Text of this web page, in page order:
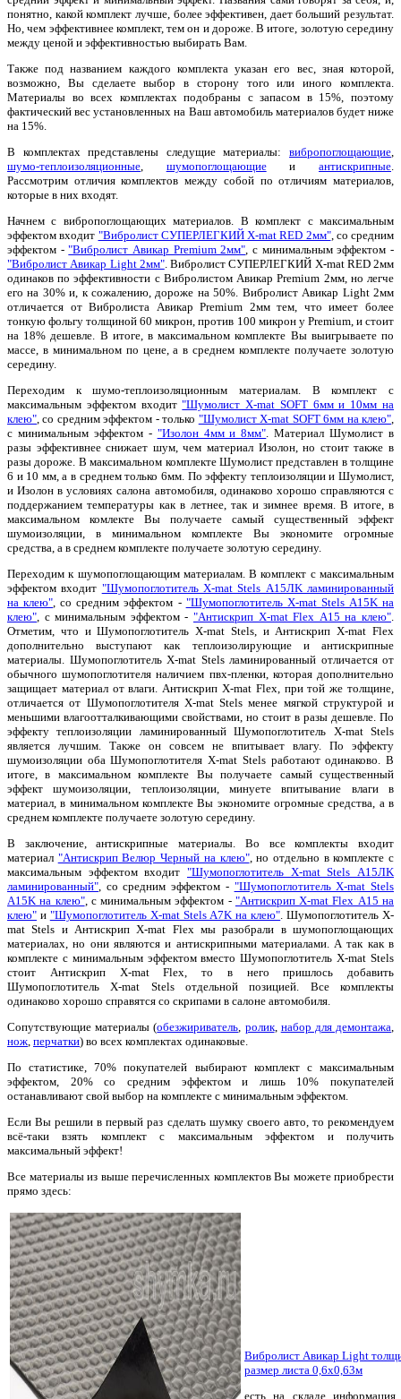
понятно, какой комплект лучше, более эффективен, дает больший результат.
Но, чем эффективнее комплект, тем он и дороже. В итоге, золотую середину
между ценой и эффективностью выбирать Вам.
Также под названием каждого комплекта указан его вес, зная которой,
возможно, Вы сделаете выбор в сторону того или иного комплекта.
Материалы во всех комплектах подобраны с запасом в 15%, поэтому
фактический вес установленных на Ваш автомобиль материалов будет ниже
на 15%.
В комплектах представлены следущие материалы: вибропоглощающие
шумо-теплоизоляционные
шумопоглощающиеиантискрипные
Рассмотрим отличия комплектов между собой по отличиям материалов,
которые в них входят.
Начнем с вибропоглощающих материалов. В комплект с максимальным
эффектом входит "Вибролист СУПЕРЛЕГКИЙ X-mat RED 2мм", со средним
эффектом -"Вибролист Авикар Premium 2мм" , с минимальным эффектом -
"Вибролист Авикар Light 2мм". Вибролист СУПЕРЛЕГКИЙ X-mat RED 2мм
одинаков по эффективности с Вибролистом Авикар Premium 2мм, но легче
его на 30% и, к сожалению, дороже на 50%. Вибролист Авикар Light 2мм
отличается от Вибролиста Авикар Premium 2мм тем, что имеет более
тонкую фольгу толщиной 60 микрон, против 100 микрон у Premium, и стоит
на 18% дешевле. В итоге, в максимальном комплекте Вы выигрываете по
массе, в минимальном по цене, а в среднем комплекте получаете золотую
середину.
Переходим к шумо-теплоизоляционным материалам. В комплект с
максимальным эффектом входит"Шумолист X-mat SOFT 6мм и 10мм на
клею" , со средним эффектом - только "Шумолист X-mat SOFT 6мм на клею"
с минимальным эффектом - "Изолон 4мм и 8мм" . Материал Шумолист в
разы эффективнее снижает шум, чем материал Изолон, но стоит также в
разы дороже. В максимальном комплекте Шумолист представлен в толщине
6 и 10 мм, а в среднем только 6мм. По эффекту теплоизоляции и Шумолист,
и Изолон в условиях салона автомобиля, одинаково хорошо справляются с
поддержанием температуры как в летнее, так и зимнее время. В итоге, в
максимальном комлекте Вы получаете самый существенный эффект
шумоизоляции, в минимальном комплекте Вы экономите огромные
средства, а в среднем комплекте получаете золотую середину.
Переходим к шумопоглощающим материалам. В комплект с максимальным
эффектом входит "Шумопоглотитель X-mat Stels А15ЛK ламинированный
на клею" , со средним эффектом - "Шумопоглотитель X-mat Stels А15K на
клею" , с минимальным эффектом - "Антискрип X-mat Flex А15 на клею"
Отметим, что и Шумопоглотитель X-mat Stels, и Антискрип X-mat Flex
дополнительно выступают как теплоизолирующие и антискрипные
материалы. Шумопоглотитель X-mat Stels ламинированный отличается от
обычного шумопоглотителя наличием пвх-пленки, которая дополнительно
защищает материал от влаги. Антискрип X-mat Flex, при той же толщине,
отличается от Шумопоглотителя X-mat Stels менее мягкой структурой и
меньшими влагоотталкивающими свойствами, но стоит в разы дешевле. По
эффекту теплоизоляции ламинированный Шумопоглотитель X-mat Stels
является лучшим. Также он совсем не впитывает влагу. По эффекту
шумоизоляции оба Шумопоглотителя X-mat Stels работают одинаково. В
итоге, в максимальном комплекте Вы получаете самый существенный
эффект шумоизоляции, теплоизоляции, минуете впитывание влаги в
материал, в минимальном комплекте Вы экономите огромные средства, а в
среднем комплекте получаете золотую середину.
В заключение, антискрипные материалы. Во все комплекты входит
материал "Антискрип Велюр Черный на клею", но отдельно в комплекте с
максимальным эффектом входит "Шумопоглотитель X-mat Stels А15ЛK
ламинированный" , со средним эффектом - "Шумопоглотитель X-mat Stels
А15K на клею", с минимальным эффектом - "Антискрип X-mat Flex А15 на
клею" и "Шумопоглотитель X-mat Stels А7K на клею" . Шумопоглотитель X-
mat Stels и Антискрип X-mat Flex мы разобрали в шумопоглощающих
материалах, но они являются и антискрипными материалами. А так как в
комплекте с минимальным эффектом вместо Шумопоглотитель X-mat Stels
стоит Антискрип X-mat Flex, то в него пришлось добавить
Шумопоглотитель X-mat Stels отдельной позицией. Все комплекты
одинаково хорошо справятся со скрипами в салоне автомобиля.
Сопутствующие материалы (обезжириватель ролик, набор для демонтажа
нож перчатки) во всех комплектах одинаковые.
По статистике, 70% покупателей выбирают комплект с максимальным
эффектом, 20% со средним эффектом и лишь 10% покупателей
останавливают свой выбор на комплекте с минимальным эффектом.
Если Вы решили в первый раз сделать шумку своего авто, то рекомендуем
всё-таки взять комплект с максимальным эффектом и получить
максимальный эффект!
Все материалы из выше перечисленных комплектов Вы можете приобрести
прямо здесь:
Вибролист Авикар Light
размер листа 0,6х0,63м
есть на складе информация